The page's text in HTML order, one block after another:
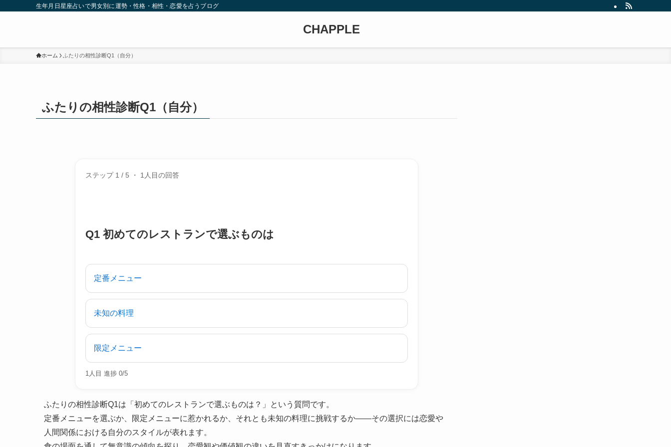
生年月日星座占いで男女別に運勢・性格・相性・恋愛を占うブログ
CHAPPLE
ホーム ふたりの相性診断Q1（自分）
ふたりの相性診断Q1（自分）
ステップ 1 / 5 ・ 1人目の回答
Q1 初めてのレストランで選ぶものは
定番メニュー
未知の料理
限定メニュー
1人目 進捗 0/5
ふたりの相性診断Q1は「初めてのレストランで選ぶものは？」という質問です。
定番メニューを選ぶか、限定メニューに惹かれるか、それとも未知の料理に挑戦するか――その選択には恋愛や
人間関係における自分のスタイルが表れます。